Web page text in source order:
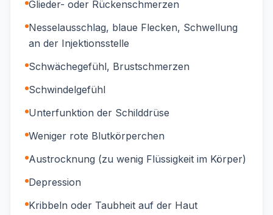
Glieder- oder Rückenschmerzen
Nesselausschlag, blaue Flecken, Schwellung
an der Injektionsstelle
Schwächegefühl, Brustschmerzen
Schwindelgefühl
Unterfunktion der Schilddrüse
Weniger rote Blutkörperchen
Austrocknung (zu wenig Flüssigkeit im Körper)
Depression
Kribbeln oder Taubheit auf der Haut